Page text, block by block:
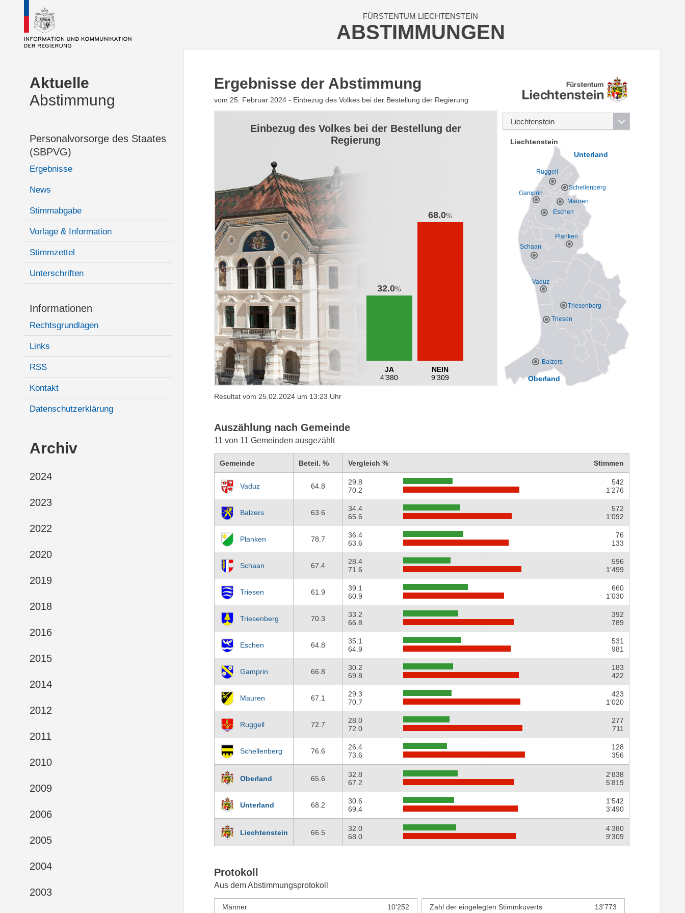
FÜRSTENTUM LIECHTENSTEIN
ABSTIMMUNGEN
Aktuelle
Abstimmung
Personalvorsorge des Staates
(SBPVG)
Ergebnisse
News
Stimmabgabe
Vorlage & Information
Stimmzettel
Unterschriften
Informationen
Rechtsgrundlagen
Links
RSS
Kontakt
Datenschutzerklärung
Archiv
2024
2023
2022
2020
2019
2018
2016
2015
2014
2012
2011
2010
2009
2006
2005
2004
2003
Vaduz
Balzers
Planken
Schaan
Triesen
Triesenberg
Eschen
Gamprin
Mauren
Ruggell
Schellenberg
Oberland
Unterland
Liechtenstein
Ergebnisse der Abstimmung
vom 25. Februar 2024 - Einbezug des Volkes bei der Bestellung der Regierung
Einbezug des Volkes bei der Bestellung der
Regierung
32.0%
JA
4’380
68.0%
NEIN
9’309
Resultat vom 25.02.2024 um 13:23 Uhr
Auszählung nach Gemeinde
11 von 11 Gemeinden ausgezählt
Gemeinde Beteil. % Vergleich % Stimmen
Vaduz 64.8
29.8
70.2
542
1’276
Balzers 63.6
34.4
65.6
572
1’092
Planken 78.7
36.4
63.6
76
133
Schaan 67.4
28.4
71.6
596
1’499
Triesen 61.9
39.1
60.9
660
1’030
Triesenberg 70.3
33.2
66.8
392
789
Eschen 64.8
35.1
64.9
531
981
Gamprin 66.8
30.2
69.8
183
422
Mauren 67.1
29.3
70.7
423
1’020
Ruggell 72.7
28.0
72.0
277
711
Schellenberg 76.6
26.4
73.6
128
356
Oberland 65.6
32.8
67.2
2’838
5’819
Unterland 68.2
30.6
69.4
1’542
3’490
Liechtenstein 66.5
32.0
68.0
4’380
9’309
Protokoll
Aus dem Abstimmungsprotokoll
Männer 10’252 Zahl der eingelegten Stimmkuverts 13’773